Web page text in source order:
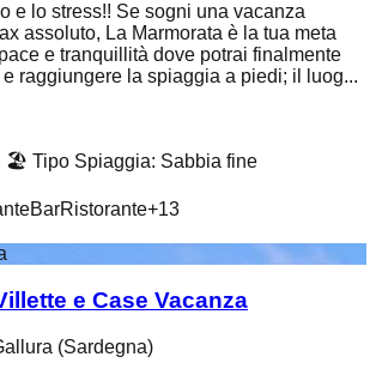
e lo stress!! Se sogni una vacanza
assoluto, La Marmorata è la tua meta
e tranquillità dove potrai finalmente
raggiungere la spiaggia a piedi; il luog...
🏖️ Tipo Spiaggia: Sabbia fine
BarRistorante+13
e Case Vacanza
(Sardegna)